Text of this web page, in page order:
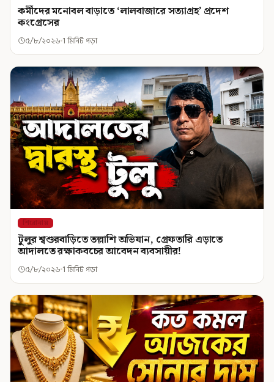
কর্মীদের মনোবল বাড়াতে ‘লালবাজারে সত্যাগ্রহ’ প্রদেশ
কংগ্রেসের
৫/৮/২০২৬ 1 মিনিট পড়া
শিরোনাম
টুলুর শ্বশুরবাড়িতে তল্লাশি অভিযান, গ্রেফতারি এড়াতে
আদালতে রক্ষাকবচের আবেদন ব্যবসায়ীর!
৫/৮/২০২৬ 1 মিনিট পড়া